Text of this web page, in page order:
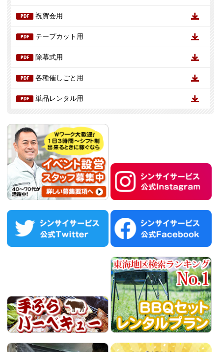
祝賀会用
テープカット用
除幕式用
各種催しごと用
単品レンタル用